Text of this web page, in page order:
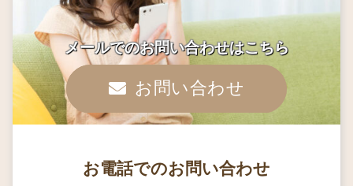
メールでのお問い合わせはこちら
お問い合わせ
お電話でのお問い合わせ